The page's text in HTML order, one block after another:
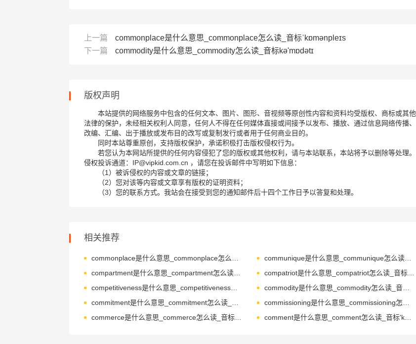
上一篇
commonplace是什么意思_commonplace怎么读_音标ˈkɒmənpleɪs
下一篇
commodity是什么意思_commodity怎么读_音标kə'mɒdətɪ
版权声明
本站提供的网络服务中包含的任何文本、图片、图形、音视频等原创性内容和资料均受版权、商标或其他
法律的保护，未经相关权利人同意，任何人不得在任何媒体直接或间接予以发布、播放、通过信息网络传播、
改编、汇编、出于播放或发布目的改写或复制发行或者用于任何商业目的。
同时本站尊重原创，支持版权保护，承诺积极打击版权侵权行为。
若您认为本网站所提供的任何内容侵犯了您的版权或其他权利，请与本站联系，本站将予以删除等处理。
侵权投诉通道：IP@vipkid.com.cn ，请您在投诉邮件中写明如下信息：
（1）被诉侵权的内容或文章的链接；
（2）您对该等内容或文章享有版权的证明资料；
（3）您的联系方式。我站会在接受到您的通知邮件后十四个工作日予以答复和处理。
相关推荐
communique是什么意思_communique怎么读_音标kə'mju-nɪkeɪ
compartment是什么意思_compartment怎么读_音标kəm'pɑ-tmənt
compatriot是什么意思_compatriot怎么读_音标kəmˈpætrɪət
competitiveness是什么意思_competitiveness怎么读_音标kəm'petətɪvnəs
commodity是什么意思_commodity怎么读_音标kə'mɒdətɪ
commerce是什么意思_commerce怎么读_音标'kɒmɜ-s
comment是什么意思_comment怎么读_音标'kɒment